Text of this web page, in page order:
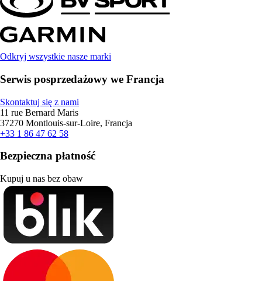
Odkryj wszystkie nasze marki
Serwis posprzedażowy we Francja
Skontaktuj się z nami
11 rue Bernard Maris
37270 Montlouis-sur-Loire, Francja
+33 1 86 47 62 58
Bezpieczna płatność
Kupuj u nas bez obaw